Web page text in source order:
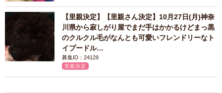
【里親決定】【里親さん決定】10月27日(月)神奈
川県から寂しがり屋でまだ手はかかるけどまっ黒
のクルクル毛がなんとも可愛いフレンドリーなト
イプードル…
募集ID：24129
里親決定